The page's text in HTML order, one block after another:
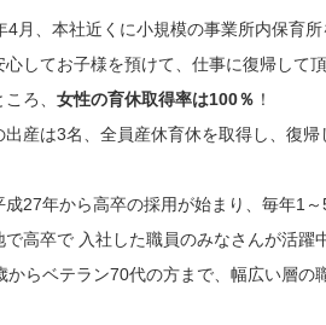
4月、本社近くに小規模の事業所内保育所
心してお子様を預けて、仕事に復帰して
ろ、 女性の育休取得率は100％ ！
出産は3名、全員産休育休を取得し、復帰
成27年から高卒の採用が始まり、毎年1～
で高卒で 入社した職員のみなさんが活躍
からベテラン70代の方まで、幅広い層の